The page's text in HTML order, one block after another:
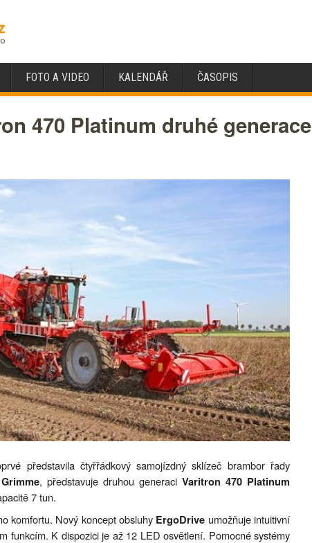
FOTO A VIDEO KALENDÁŘ ČASOPIS
470 Platinum druhé generace
představila čtyřřádkový samojízdný sklízeč brambor řady
Grimme, představuje druhou generaci Varitron 470 Platinum
7 tun.
komfortu. Nový koncept obsluhy ErgoDrive umožňuje intuitivní
funkcím. K dispozici je až 12 LED osvětlení. Pomocné systémy